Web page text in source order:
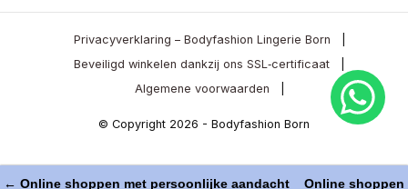
Privacyverklaring – Bodyfashion Lingerie Born
Beveiligd winkelen dankzij ons SSL‑certificaat
Algemene voorwaarden
© Copyright 2026 - Bodyfashion Born
← Online shoppen met persoonlijke aandacht Online shoppen